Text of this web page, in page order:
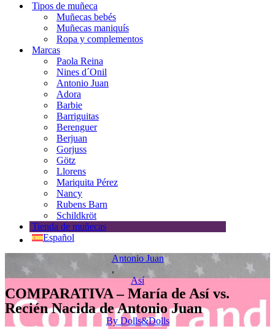
Tipos de muñeca
Muñecas bebés
Muñecas maniquís
Ropa y complementos
Marcas
Paola Reina
Nines d´Onil
Antonio Juan
Adora
Barbie
Barriguitas
Berenguer
Berjuan
Gorjuss
Götz
Llorens
Mariquita Pérez
Nancy
Rubens Barn
Schildkröt
Tienda de muñecas
Español
Antonio Juan
,
Así
COMPARATIVA – María de Así vs.
Recién Nacida de Antonio Juan
ByDolls&Dolls